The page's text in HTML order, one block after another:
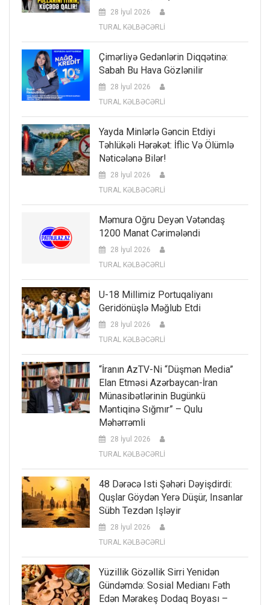
28 İyul 2026
TURAL KƏLBƏCƏRLİ
Çimərliyə Gedənlərin Diqqətinə:
Sabah Bu Hava Gözlənilir
28 İyul 2026
TURAL KƏLBƏCƏRLİ
Yayda Minlərlə Gəncin Etdiyi
Təhlükəli Hərəkət: İflic Və Ölümlə
Nəticələnə Bilər!
28 İyul 2026
TURAL KƏLBƏCƏRLİ
Məmura Oğru Deyən Vətəndaş
1200 Manat Cərimələndi
28 İyul 2026
TURAL KƏLBƏCƏRLİ
U-18 Millimiz Portuqaliyanı
Geridönüşlə Məğlub Etdi
28 İyul 2026
TURAL KƏLBƏCƏRLİ
“İranın AzTV-Ni “düşmən Media”
Elan Etməsi Azərbaycan-İran
Münasibətlərinin Bugünkü
Məntiqinə Sığmır” – Qulu
Məhərrəmli
28 İyul 2026
TURAL KƏLBƏCƏRLİ
48 Dərəcə Isti Şəhəri Dəyişdirdi:
Quşlar Göydən Yerə Düşür, Insanlar
Sübh Tezdən Işləyir
28 İyul 2026
TURAL KƏLBƏCƏRLİ
Yüzillik Gözəllik Sirri Yenidən
Gündəmdə: Sosial Medianı Fəth
Edən Mərakeş Dodaq Boyası –